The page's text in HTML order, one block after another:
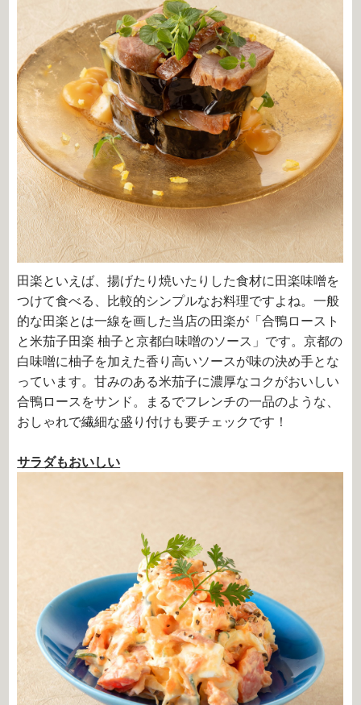
田楽といえば、揚げたり焼いたりした食材に田楽味噌を
つけて食べる、比較的シンプルなお料理ですよね。一般
的な田楽とは一線を画した当店の田楽が「合鴨ロースト
と米茄子田楽 柚子と京都白味噌のソース」です。京都の
白味噌に柚子を加えた香り高いソースが味の決め手とな
っています。甘みのある米茄子に濃厚なコクがおいしい
合鴨ロースをサンド。まるでフレンチの一品のような、
おしゃれで繊細な盛り付けも要チェックです！
サラダもおいしい